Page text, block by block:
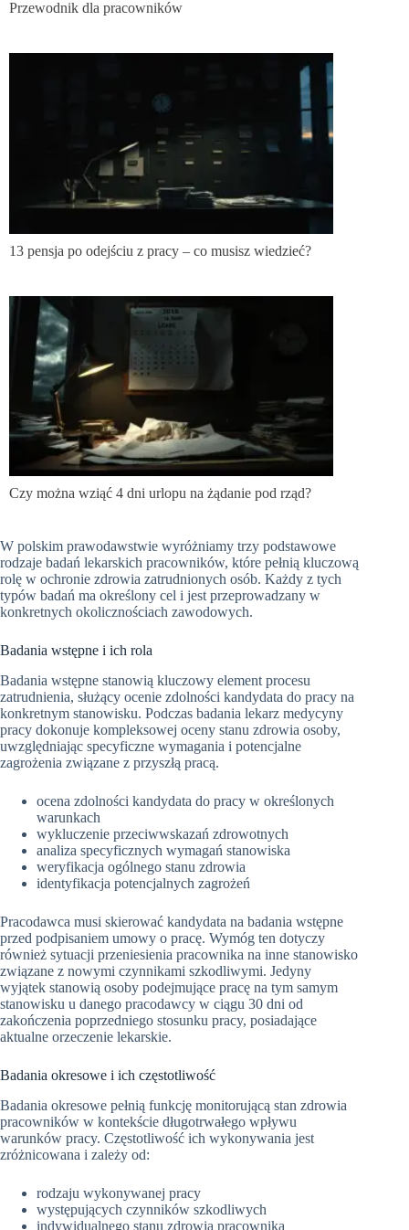
Przewodnik dla pracowników
13 pensja po odejściu z pracy – co musisz wiedzieć?
Czy można wziąć 4 dni urlopu na żądanie pod rząd?
W polskim prawodawstwie wyróżniamy trzy podstawowe
rodzaje badań lekarskich pracowników, które pełnią kluczową
rolę w ochronie zdrowia zatrudnionych osób. Każdy z tych
typów badań ma określony cel i jest przeprowadzany w
konkretnych okolicznościach zawodowych.
Badania wstępne i ich rola
Badania wstępne stanowią kluczowy element procesu
zatrudnienia, służący ocenie zdolności kandydata do pracy na
konkretnym stanowisku. Podczas badania lekarz medycyny
pracy dokonuje kompleksowej oceny stanu zdrowia osoby,
uwzględniając specyficzne wymagania i potencjalne
zagrożenia związane z przyszłą pracą.
ocena zdolności kandydata do pracy w określonych
warunkach
wykluczenie przeciwwskazań zdrowotnych
analiza specyficznych wymagań stanowiska
weryfikacja ogólnego stanu zdrowia
identyfikacja potencjalnych zagrożeń
Pracodawca musi skierować kandydata na badania wstępne
przed podpisaniem umowy o pracę. Wymóg ten dotyczy
również sytuacji przeniesienia pracownika na inne stanowisko
związane z nowymi czynnikami szkodliwymi. Jedyny
wyjątek stanowią osoby podejmujące pracę na tym samym
stanowisku u danego pracodawcy w ciągu 30 dni od
zakończenia poprzedniego stosunku pracy, posiadające
aktualne orzeczenie lekarskie.
Badania okresowe i ich częstotliwość
Badania okresowe pełnią funkcję monitorującą stan zdrowia
pracowników w kontekście długotrwałego wpływu
warunków pracy. Częstotliwość ich wykonywania jest
zróżnicowana i zależy od:
rodzaju wykonywanej pracy
występujących czynników szkodliwych
indywidualnego stanu zdrowia pracownika